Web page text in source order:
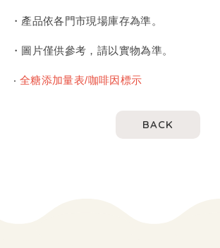
・產品依各門市現場庫存為準。
・圖片僅供參考，請以實物為準。
‧全糖添加量表/咖啡因標示
BACK